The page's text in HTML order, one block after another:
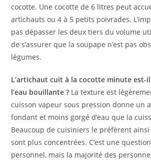
cocotte. Une cocotte de 6 litres peut
artichauts ou 4 à 5 petits poivrades.
pas dépasser les deux tiers du volume
de s’assurer que la soupape n’est pas
légumes.
L’artichaut cuit à la cocotte minute est-il
l’eau bouillante ? La texture est
cuisson vapeur sous pression donne un
fondant et moins gorgé d’eau que la
Beaucoup de cuisiniers le préfèrent ainsi
sont plus concentrées. C’est une
personnel, mais la majorité des